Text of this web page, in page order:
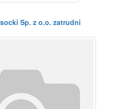
Sp. z o.o. zatrudni